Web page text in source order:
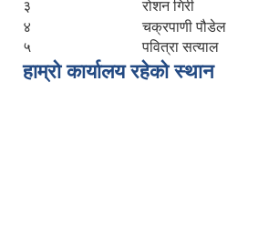
३
रोशन गिरी
४
चक्रपाणी पौडेल
५
पवित्रा सत्याल
हाम्रो कार्यालय रहेको स्थान